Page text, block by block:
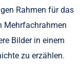
Rahmen für das
Mehrfachrahmen
Bilder in einem
zu erzählen.